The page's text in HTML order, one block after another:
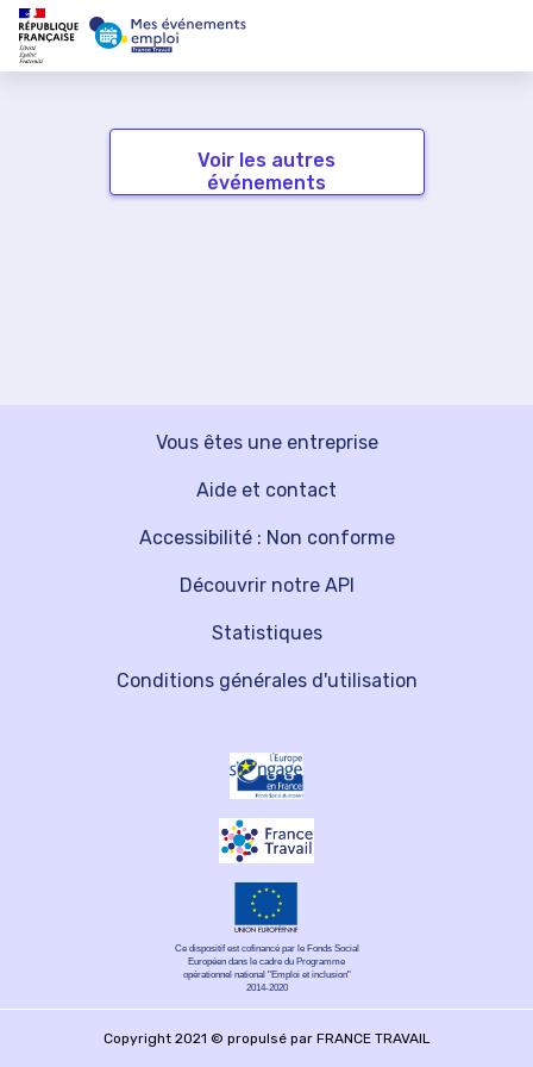
Voir les autres
événements
Vous êtes une entreprise
Découvrir notre API
Aide et contact
Statistiques
Accessibilité : Non conforme
Conditions générales d'utilisation
Ce dispositif est cofinancé par le Fonds Social
Européen dans le cadre du Programme
opérationnel national "Emploi et inclusion"
2014-2020
Copyright 2021 © propulsé par FRANCE TRAVAIL